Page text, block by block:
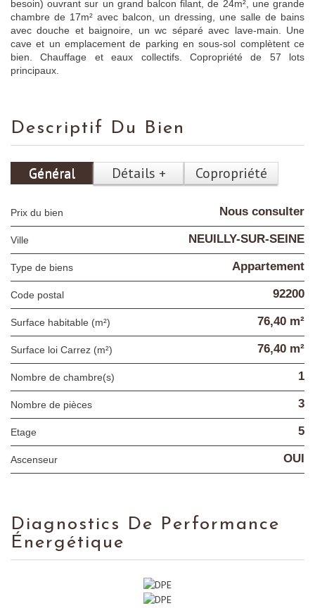
besoin) ouvrant sur un grand balcon filant, de 24m², une grande
chambre de 17m² avec balcon, un dressing, une salle de bains
avec douche et baignoire, un wc séparé avec lave-main. Une
cave et un emplacement de parking en sous-sol complètent ce
bien. Chauffage et eaux collectifs. Copropriété de 57 lots
principaux.
Descriptif Du Bien
Général Détails + Copropriété
Prix du bien Nous consulter
Ville NEUILLY-SUR-SEINE
Type de biens Appartement
Code postal 92200
Surface habitable (m²) 76,40 m²
Surface loi Carrez (m²) 76,40 m²
Nombre de chambre(s) 1
Nombre de pièces 3
Etage 5
Ascenseur OUI
Diagnostics De Performance
Énergétique